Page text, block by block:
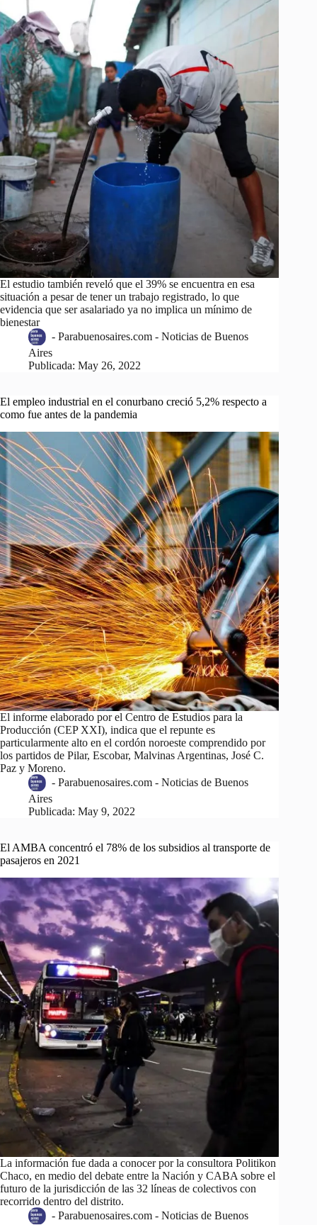
El estudio también reveló que el 39% se encuentra en esa
situación a pesar de tener un trabajo registrado, lo que
evidencia que ser asalariado ya no implica un mínimo de
bienestar
- Parabuenosaires.com - Noticias de Buenos
Aires
Publicada: May 26, 2022
El empleo industrial en el conurbano creció 5,2% respecto a
como fue antes de la pandemia
El informe elaborado por el Centro de Estudios para la
Producción (CEP XXI), indica que el repunte es
particularmente alto en el cordón noroeste comprendido por
los partidos de Pilar, Escobar, Malvinas Argentinas, José C.
Paz y Moreno.
- Parabuenosaires.com - Noticias de Buenos
Aires
Publicada: May 9, 2022
El AMBA concentró el 78% de los subsidios al transporte de
pasajeros en 2021
La información fue dada a conocer por la consultora Politikon
Chaco, en medio del debate entre la Nación y CABA sobre el
futuro de la jurisdicción de las 32 líneas de colectivos con
recorrido dentro del distrito.
- Parabuenosaires.com - Noticias de Buenos